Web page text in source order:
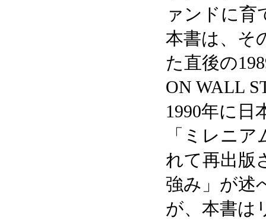
ァンドに育
本書は、そ
た直後の
ON WALL
1990年に日
「ミレニ
れて再出版
強み」が述
が、本書は